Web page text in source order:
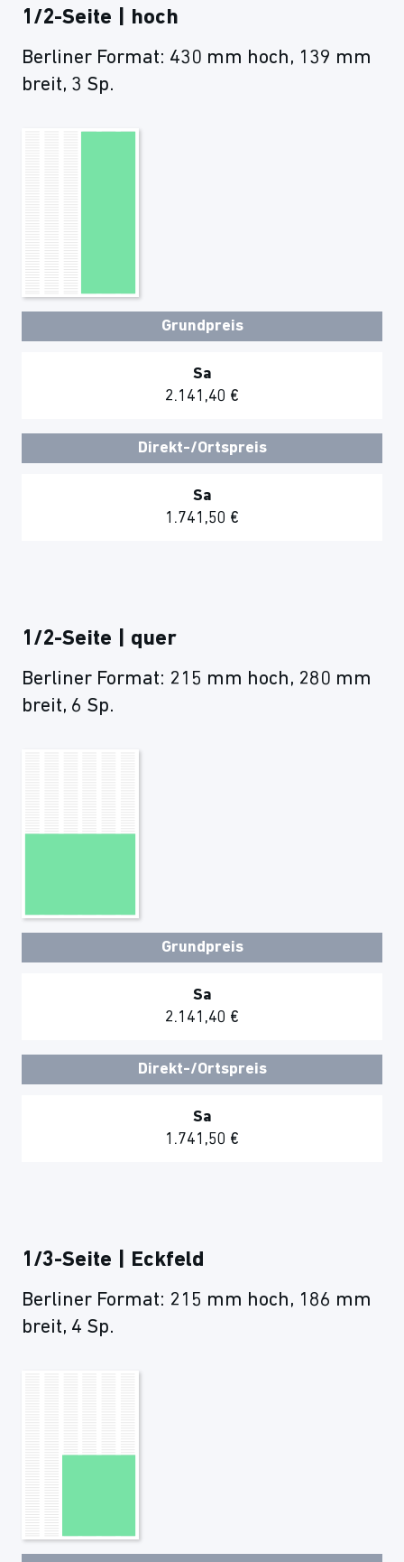
1/2-Seite | hoch
Berliner Format: 430 mm hoch, 139 mm
breit, 3 Sp.
Grundpreis
Sa
2.141,40 €
Direkt-/Ortspreis
Sa
1.741,50 €
1/2-Seite | quer
Berliner Format: 215 mm hoch, 280 mm
breit, 6 Sp.
Grundpreis
Sa
2.141,40 €
Direkt-/Ortspreis
Sa
1.741,50 €
1/3-Seite | Eckfeld
Berliner Format: 215 mm hoch, 186 mm
breit, 4 Sp.